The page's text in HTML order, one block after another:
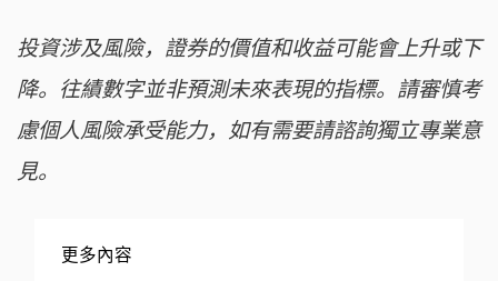
投資涉及風險，證券的價值和收益可能會上升或下
降。往績數字並非預測未來表現的指標。請審慎考
慮個人風險承受能力，如有需要請諮詢獨立專業意
見。
更多內容